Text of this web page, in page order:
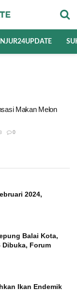
Makan Melon
0
2024,
Balai Kota,
Dibuka, Forum
Ikan Endemik